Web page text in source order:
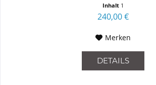
Inhalt 1
240,00 €
Merken
DETAILS